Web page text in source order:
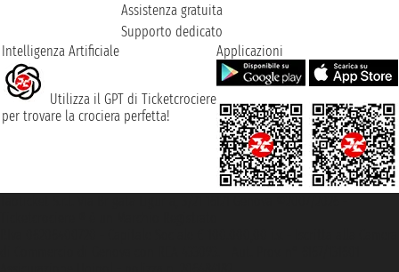
Assistenza gratuita
Supporto dedicato
Intelligenza Artificiale
Utilizza il GPT di Ticketcrociere
per trovare la crociera perfetta!
Applicazioni